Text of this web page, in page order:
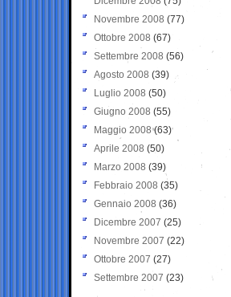
Novembre 2008 (77)
Ottobre 2008 (67)
Settembre 2008 (56)
Agosto 2008 (39)
Luglio 2008 (50)
Giugno 2008 (55)
Maggio 2008(63)
Aprile 2008 (50)
Marzo 2008 (39)
Febbraio 2008 (35)
Gennaio 2008 (36)
Dicembre 2007 (25)
Novembre 2007 (22)
Ottobre 2007 (27)
Settembre 2007 (23)